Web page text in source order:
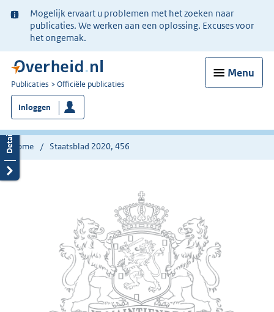
Ter
informatie:
Mogelijk ervaart u problemen met het zoeken naar
publicaties. We werken aan een oplossing. Excuses voor
het ongemak.
Menu
U
bent
nu
hier:
Publicaties Officiële publicaties
Inloggen
Home Staatsblad 2020, 456